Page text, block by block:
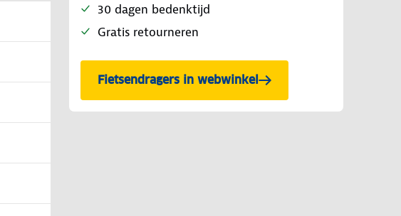
30 dagen bedenktijd
Gratis retourneren
Fietsendragers in webwinkel